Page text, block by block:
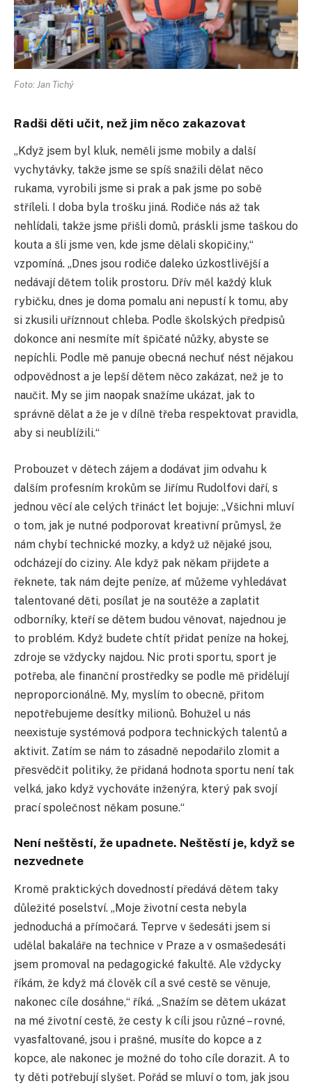
Foto: Jan Tichý
Radši děti učit, než jim něco zakazovat
„Když jsem byl kluk, neměli jsme mobily a další
vychytávky, takže jsme se spíš snažili dělat něco
rukama, vyrobili jsme si prak a pak jsme po sobě
stříleli. I doba byla trošku jiná. Rodiče nás až tak
nehlídali, takže jsme přišli domů, práskli jsme taškou do
kouta a šli jsme ven, kde jsme dělali skopičiny,“
vzpomíná. „Dnes jsou rodiče daleko úzkostlivější a
nedávají dětem tolik prostoru. Dřív měl každý kluk
rybičku, dnes je doma pomalu ani nepustí k tomu, aby
si zkusili uříznnout chleba. Podle školských předpisů
dokonce ani nesmíte mít špičaté nůžky, abyste se
nepíchli. Podle mě panuje obecná nechuť nést nějakou
odpovědnost a je lepší dětem něco zakázat, než je to
naučit. My se jim naopak snažíme ukázat, jak to
správně dělat a že je v dílně třeba respektovat pravidla,
aby si neublížili.“
Probouzet v dětech zájem a dodávat jim odvahu k
dalším profesním krokům se Jiřímu Rudolfovi daří, s
jednou věcí ale celých třináct let bojuje: „Všichni mluví
o tom, jak je nutné podporovat kreativní průmysl, že
nám chybí technické mozky, a když už nějaké jsou,
odcházejí do ciziny. Ale když pak někam přijdete a
řeknete, tak nám dejte peníze, ať můžeme vyhledávat
talentované děti, posílat je na soutěže a zaplatit
odborníky, kteří se dětem budou věnovat, najednou je
to problém. Když budete chtít přidat peníze na hokej,
zdroje se vždycky najdou. Nic proti sportu, sport je
potřeba, ale finanční prostředky se podle mě přidělují
neproporcionálně. My, myslím to obecně, přitom
nepotřebujeme desítky milionů. Bohužel u nás
neexistuje systémová podpora technických talentů a
aktivit. Zatím se nám to zásadně nepodařilo zlomit a
přesvědčit politiky, že přidaná hodnota sportu není tak
velká, jako když vychováte inženýra, který pak svojí
prací společnost někam posune.“
Není neštěstí, že upadnete. Neštěstí je, když se
nezvednete
Kromě praktických dovedností předává dětem taky
důležité poselství. „Moje životní cesta nebyla
jednoduchá a přímočará. Teprve v šedesáti jsem si
udělal bakaláře na technice v Praze a v osmašedesáti
jsem promoval na pedagogické fakultě. Ale vždycky
říkám, že když má člověk cíl a své cestě se věnuje,
nakonec cíle dosáhne,“ říká. „Snažím se dětem ukázat
na mé životní cestě, že cesty k cíli jsou různé – rovné,
vyasfaltované, jsou i prašné, musíte do kopce a z
kopce, ale nakonec je možné do toho cíle dorazit. A to
ty děti potřebují slyšet. Pořád se mluví o tom, jak jsou